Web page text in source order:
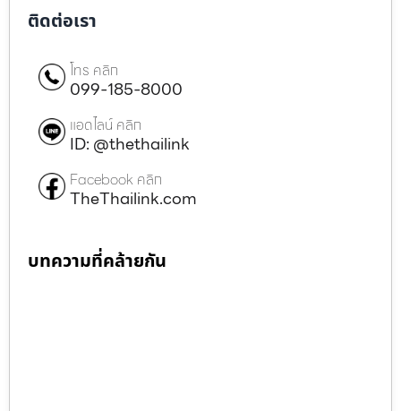
ติดต่อเรา
โทร คลิก
099-185-8000
แอดไลน์ คลิก
ID: @thethailink
Facebook คลิก
TheThailink.com
บทความที่คล้ายกัน